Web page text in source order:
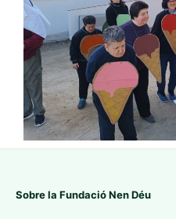
Sobre la Fundació Nen Déu